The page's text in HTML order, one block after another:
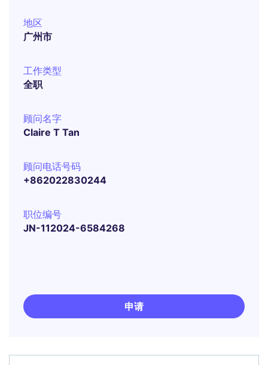
地区
广州市
工作类型
全职
顾问名字
Claire T Tan
顾问电话号码
+862022830244
职位编号
JN-112024-6584268
申请